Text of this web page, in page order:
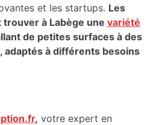
et les startups. Les
à Labège une variété
de petites surfaces à des
adaptés à différents besoins
, votre expert en